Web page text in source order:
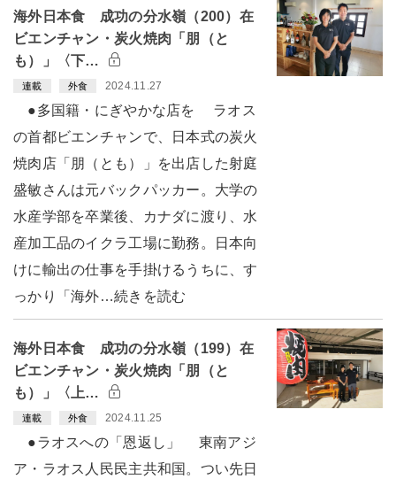
海外日本食 成功の分水嶺（200）在
ビエンチャン・炭火焼肉「朋（と
も）」〈下…
連載 外食 2024.11.27
●多国籍・にぎやかな店を ラオス
の首都ビエンチャンで、日本式の炭火
焼肉店「朋（とも）」を出店した射庭
盛敏さんは元バックパッカー。大学の
水産学部を卒業後、カナダに渡り、水
産加工品のイクラ工場に勤務。日本向
けに輸出の仕事を手掛けるうちに、す
っかり「海外…続きを読む
海外日本食 成功の分水嶺（199）在
ビエンチャン・炭火焼肉「朋（と
も）」〈上…
連載 外食 2024.11.25
●ラオスへの「恩返し」 東南アジ
ア・ラオス人民民主共和国。つい先日